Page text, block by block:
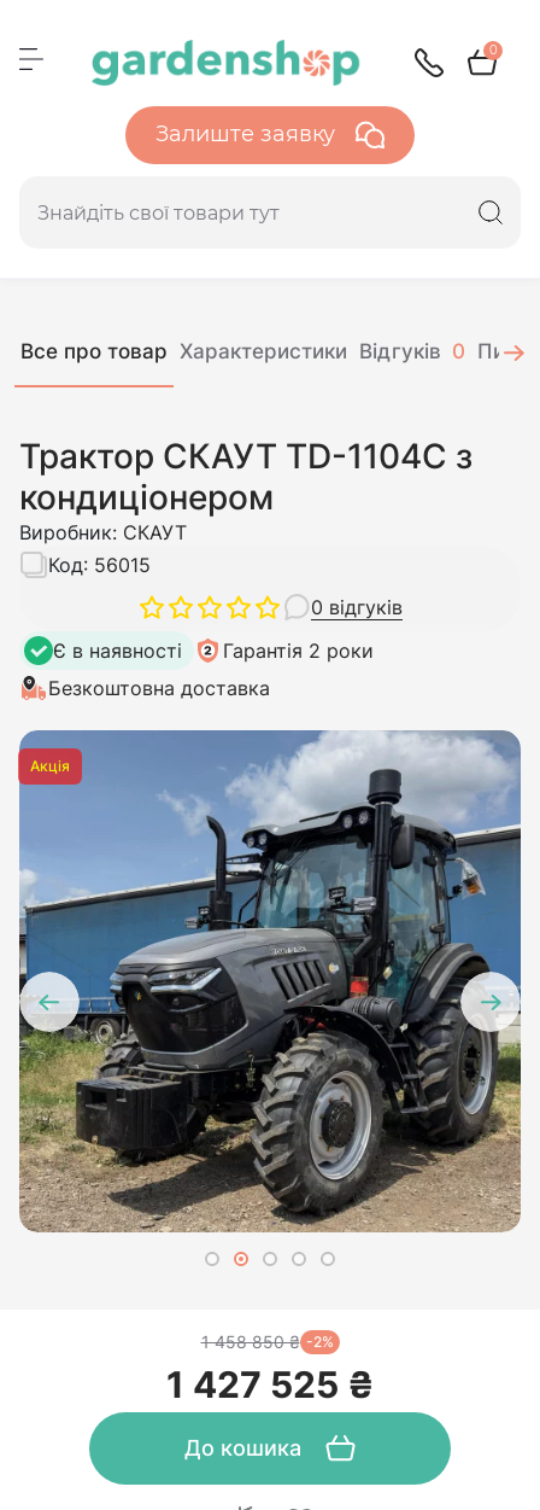
0
Залиште заявку
Все про товар Характеристики Відгуків 0
Трактор СКАУТ TD-1104C з
кондиціонером
Виробник: СКАУТ
0 відгуків
Код: 56015
Є в наявності
Гарантія 2 роки
Безкоштовна доставка
Акція
1 458 850 ₴ -2%
1 427 525 ₴
До кошика